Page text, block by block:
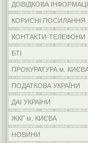
ДОВІДКОВА
КОРИСНІ ПОСИЛАННЯ
КОНТАКТИ-ТЕЛЕФОНИ
БТІ
ПРОКУРАТУРА м.
ПОДАТКОВА УКРАЇНИ
ДАІ УКРАЇНИ
ЖКГ м. КИЄВА
НОВИНИ